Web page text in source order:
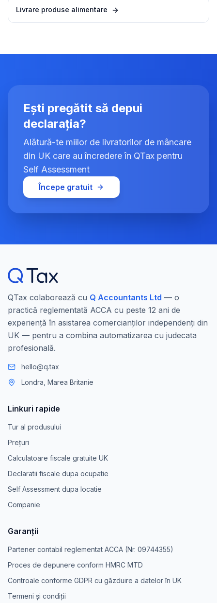
Livrare produse alimentare
Ești pregătit să depui
declarația?
Alătură-te miilor de livratorilor de mâncare
din UK care au încredere în QTax pentru
Self Assessment
Începe gratuit
QTax colaborează cu Q Accountants Ltd — o
practică reglementată ACCA cu peste 12 ani de
experiență în asistarea comercianților independenți din
UK — pentru a combina automatizarea cu judecata
profesională.
hello@q.tax
Londra, Marea Britanie
Linkuri rapide
Tur al produsului
Prețuri
Calculatoare fiscale gratuite UK
Declaratii fiscale dupa ocupatie
Self Assessment dupa locatie
Companie
Garanții
Partener contabil reglementat ACCA (Nr. 09744355)
Proces de depunere conform HMRC MTD
Controale conforme GDPR cu găzduire a datelor în UK
Termeni și condiții